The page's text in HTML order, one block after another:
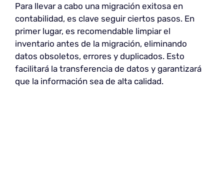
Para llevar a cabo una migración exitosa en
contabilidad, es clave seguir ciertos pasos. En
primer lugar, es recomendable limpiar el
inventario antes de la migración, eliminando
datos obsoletos, errores y duplicados. Esto
facilitará la transferencia de datos y garantizará
que la información sea de alta calidad.